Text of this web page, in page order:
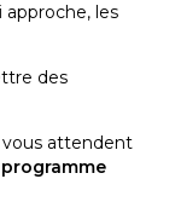
approche, les
des
vous attendent
programme